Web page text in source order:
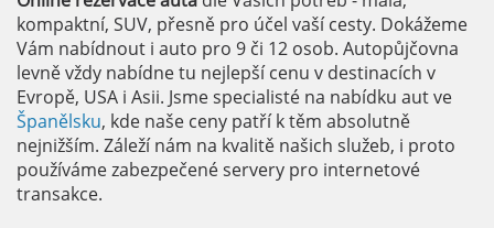
kompaktní, SUV, přesně pro účel vaší cesty. Dokážeme
Vám nabídnout i auto pro 9 či 12 osob. Autopůjčovna
levně vždy nabídne tu nejlepší cenu v destinacích v
Evropě, USA i Asii. Jsme specialisté na nabídku aut ve
Španělsku, kde naše ceny patří k těm absolutně
nejnižším. Záleží nám na kvalitě našich služeb, i proto
používáme zabezpečené servery pro internetové
transakce.